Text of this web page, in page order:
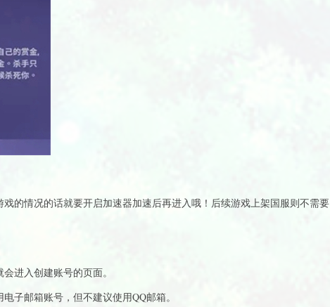
的情况的话就要开启加速器加速后再进入哦！后续游戏上架国服则不需要
进入创建账号的页面。
子邮箱账号，但不建议使用QQ邮箱。